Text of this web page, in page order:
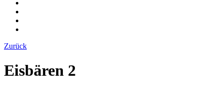
Zurück
Eisbären 2